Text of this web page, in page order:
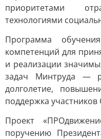
приоритетами
технологиями
Программа
компетенций для
и реализации
задач Минтруда —
долголетие,
поддержка
Проект
поручению